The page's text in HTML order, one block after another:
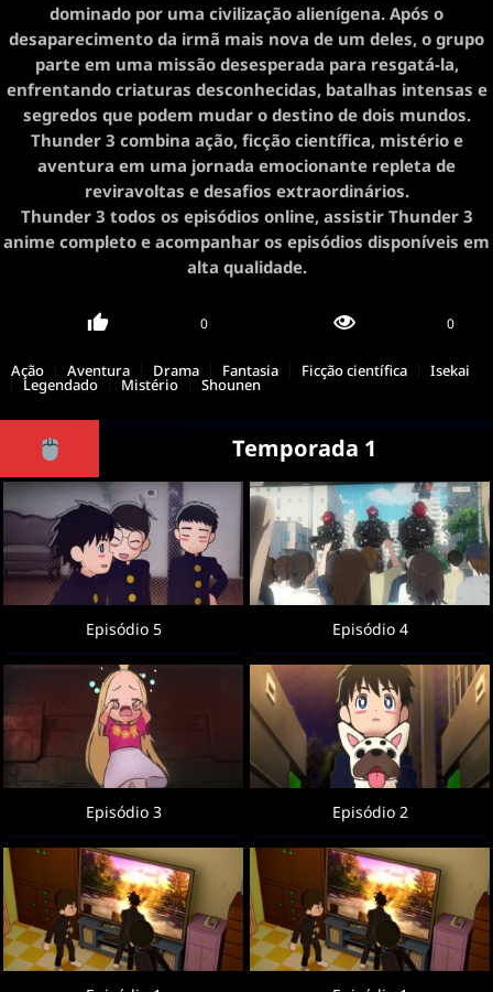
dominado por uma civilização alienígena. Após o
desaparecimento da irmã mais nova de um deles, o grupo
parte em uma missão desesperada para resgatá-la,
enfrentando criaturas desconhecidas, batalhas intensas e
segredos que podem mudar o destino de dois mundos.
Thunder 3 combina ação, ficção científica, mistério e
aventura em uma jornada emocionante repleta de
reviravoltas e desafios extraordinários.
Thunder 3 todos os episódios online, assistir Thunder 3
anime completo e acompanhar os episódios disponíveis em
alta qualidade.
0 0
Ação Aventura Drama Fantasia Ficção científica Isekai
Legendado Mistério Shounen
Temporada 1
Episódio 5 Episódio 4
Episódio 3 Episódio 2